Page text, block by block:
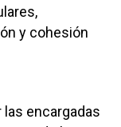
y cohesión
encargadas